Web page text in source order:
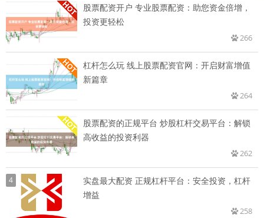
股票配资开户 专业股票配资：助您资金倍增，
投资更轻松
266
杠杆怎么玩 线上股票配资官网：开启财富增值
新篇章
264
股票配资的正规平台 炒股杠杆交易平台：解锁
高收益的投资利器
262
4
实盘最大配资 正规杠杆平台：安全投资，杠杆
增益
258